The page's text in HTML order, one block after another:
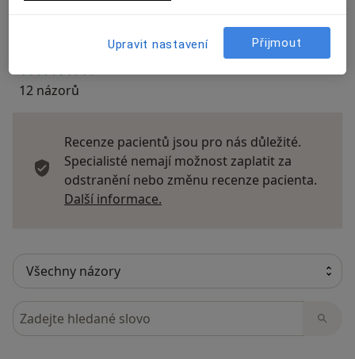
12 názorů
Recenze pacientů jsou pro nás důležité.
Specialisté nemají možnost zaplatit za
odstranění nebo změnu recenze pacienta.
Další informace.
Hledejte v názorech
Upravit nastavení Přijmout